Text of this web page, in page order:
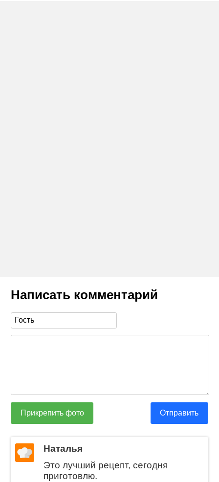
Написать комментарий
Прикрепить фото Отправить
Наталья
Это лучший рецепт, сегодня
приготовлю.